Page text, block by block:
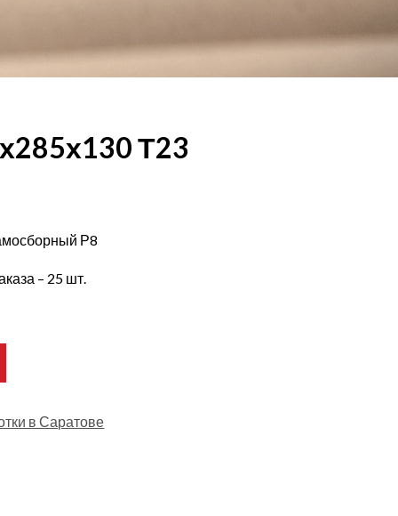
Т23
Р8
– 25 шт.
в Саратове